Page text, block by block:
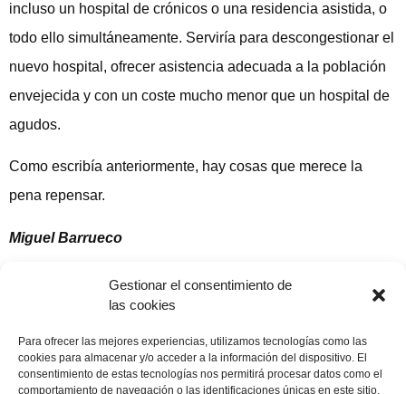
Gestionar el consentimiento de
las cookies
Para ofrecer las mejores experiencias, utilizamos tecnologías como las
cookies para almacenar y/o acceder a la información del dispositivo. El
consentimiento de estas tecnologías nos permitirá procesar datos como el
comportamiento de navegación o las identificaciones únicas en este sitio.
incluso un hospital de crónicos o una residencia asistida, o
todo ello simultáneamente. Serviría para descongestionar el
nuevo hospital, ofrecer asistencia adecuada a la población
envejecida y con un coste mucho menor que un hospital de
agudos.
Como escribía anteriormente, hay cosas que merece la
pena repensar.
Miguel Barrueco
Publicado en Salud a Diario
Compartir publicación